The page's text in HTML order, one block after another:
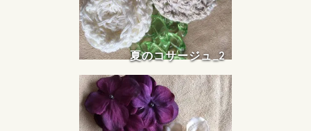
夏のコサージュ_2